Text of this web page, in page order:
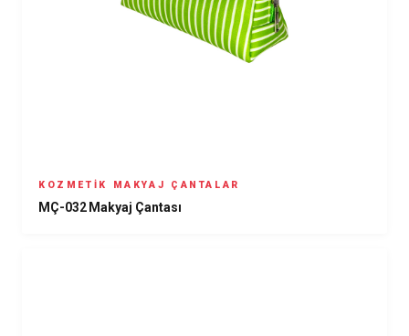
KOZMETIK MAKYAJ ÇANTALAR
MÇ-032 Makyaj Çantası